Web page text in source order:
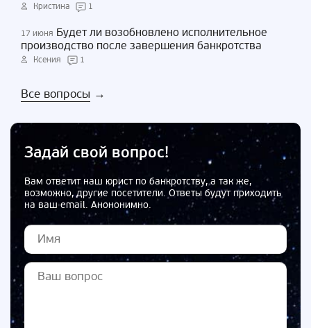
Кристина 1
17 июня Будет ли возобновлено исполнительное
производство после завершения банкротства
Ксения 1
Все вопросы →
Задай свой вопрос!
Вам ответит наш юрист по банкротству, а так же,
возможно, другие посетители. Ответы будут приходить
на ваш email. Анононимно.